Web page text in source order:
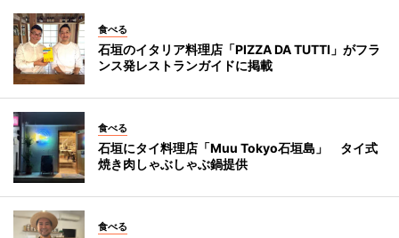
食べる
石垣のイタリア料理店「PIZZA DA TUTTI」がフラ
ンス発レストランガイドに掲載
食べる
石垣にタイ料理店「Muu Tokyo石垣島」 タイ式
焼き肉しゃぶしゃぶ鍋提供
食べる